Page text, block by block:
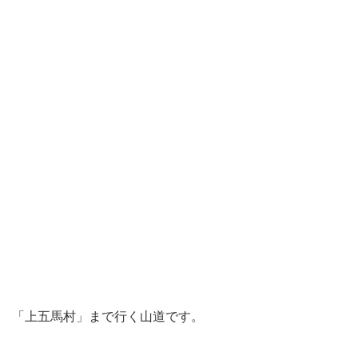
「上五馬村」まで行く山道です。